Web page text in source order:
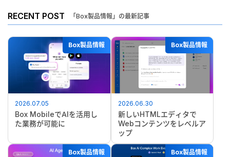
RECENT POST 「Box製品情報」の最新記事
Box製品情報
2026.07.05
Box MobileでAIを活用し
た業務が可能に
Box製品情報
2026.06.30
新しいHTMLエディタで
Webコンテンツをレベルア
ップ
Box製品情報 Box製品情報